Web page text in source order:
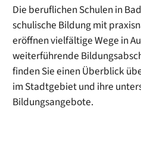
Die beruflichen Schulen in
schulische Bildung mit
eröffnen vielfältige Wege in
weiterführende
finden Sie einen Überblick
im Stadtgebiet und ihre
Bildungsangebote.